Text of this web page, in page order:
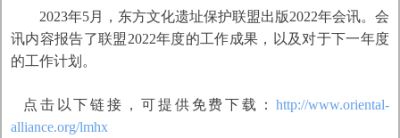
2023年5月，东方文化遗址保护联盟出版2022年会讯。会
讯内容报告了联盟 2022年度的工作成果，以及对于下一年度
的工作计划。
点击以下链接，可提供免费下载： http://www.oriental-
alliance.org/lmhx